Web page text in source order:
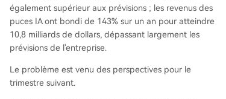
également supérieur aux prévisions ; les revenus des
puces IA ont bondi de 143% sur un an pour atteindre
10,8 milliards de dollars, dépassant largement les
prévisions de l'entreprise.
Le problème est venu des perspectives pour le
trimestre suivant.